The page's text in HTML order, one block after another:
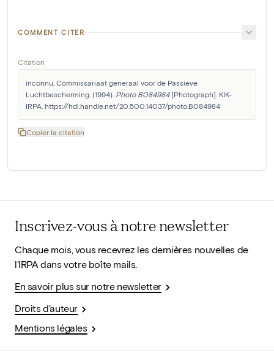
COMMENT CITER
Citation
inconnu, Commissariaat generaal voor de Passieve
Luchtbescherming. (1994). Photo B084984 [Photograph]. KIK-
IRPA. https://hdl.handle.net/20.500.14037/photo.B084984
Copier la citation
Inscrivez-vous à notre newsletter
Chaque mois, vous recevrez les dernières nouvelles de
l'IRPA dans votre boîte mails.
En savoir plus sur notre newsletter
Droits d'auteur
Mentions légales